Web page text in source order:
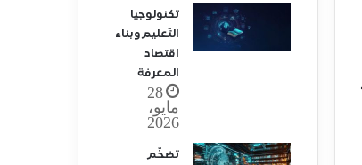
تكنولوجيا
التّعليم وبناء
اقتصاد
المعرفة
28
مايو،
2026
تضخّم